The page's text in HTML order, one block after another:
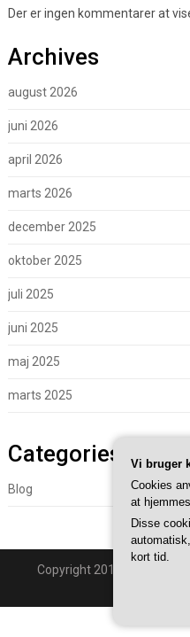
Der er ingen kommentarer at
Archives
august 2026
juni 2026
april 2026
marts 2026
december 2025
oktober 2025
juli 2025
juni 2025
maj 2025
marts 2025
Categories
Blog
Copyright 2018 - Powered
Vi bruger
Cookies
at
Disse
kort tid.